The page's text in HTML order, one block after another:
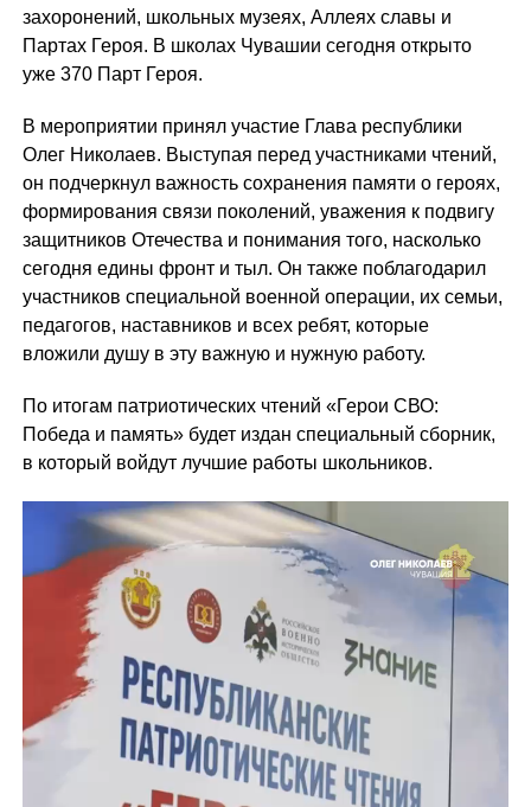
захоронений, школьных музеях, Аллеях славы и
Партах Героя. В школах Чувашии сегодня открыто
уже 370 Парт Героя.
В мероприятии принял участие Глава республики
Олег Николаев. Выступая перед участниками чтений,
он подчеркнул важность сохранения памяти о героях,
формирования связи поколений, уважения к подвигу
защитников Отечества и понимания того, насколько
сегодня едины фронт и тыл. Он также поблагодарил
участников специальной военной операции, их семьи,
педагогов, наставников и всех ребят, которые
вложили душу в эту важную и нужную работу.
По итогам патриотических чтений «Герои СВО:
Победа и память» будет издан специальный сборник,
в который войдут лучшие работы школьников.